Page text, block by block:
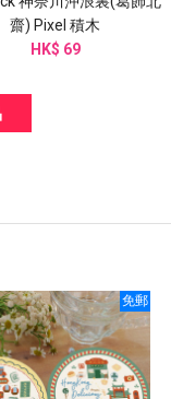
齋) Pixel 積木
HK$ 69
免郵